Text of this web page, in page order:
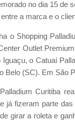
no dia 15 de
a marca e o
o Shopping
Outlet
o Catuaí
Belo (SC). Em São
Curitiba
já fizeram parte
girar a roleta e